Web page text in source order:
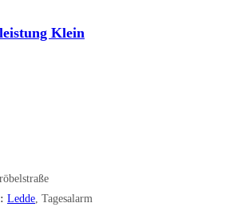
Klein
Ledde, Tagesalarm